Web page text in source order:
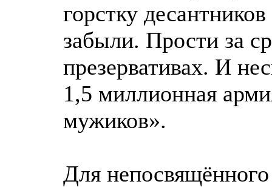
горстку
забыли. Прости за
презервативах. И
1,5 миллионная
мужиков».
Для непосвящённого